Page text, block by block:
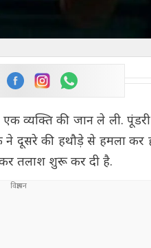
व्यक्ति की जान ले ली.
की हथौड़े से हमला कर
कर तलाश शुरू कर दी है.